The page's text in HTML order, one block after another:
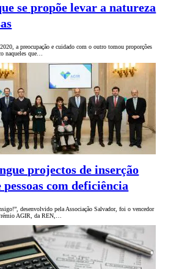
se propõe levar a natureza
a preocupação e cuidado com o outro tomou proporções
naqueles que…
projectos de inserção
com deficiência
desenvolvido pela Associação Salvador, foi o vencedor
AGIR, da REN,…